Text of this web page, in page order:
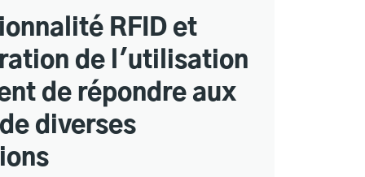
RFID et
de l'utilisation
de répondre aux
diverses